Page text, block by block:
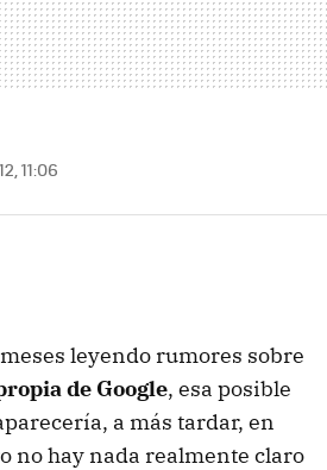
11:06
leyendo rumores sobre
de Google, esa posible
a más tardar, en
no hay nada realmente claro